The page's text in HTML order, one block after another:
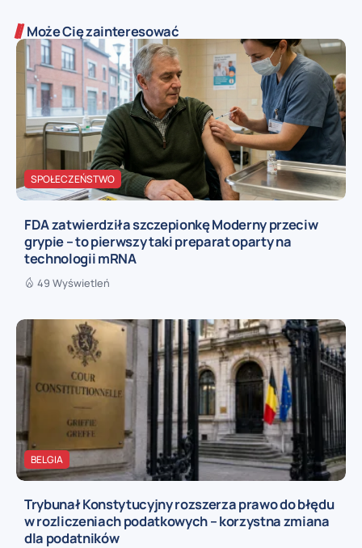
Może Cię zainteresować
SPOŁECZEŃSTWO
FDA zatwierdziła szczepionkę Moderny przeciw
grypie – to pierwszy taki preparat oparty na
technologii mRNA
49 Wyświetleń
BELGIA
Trybunał Konstytucyjny rozszerza prawo do błędu
w rozliczeniach podatkowych – korzystna zmiana
dla podatników